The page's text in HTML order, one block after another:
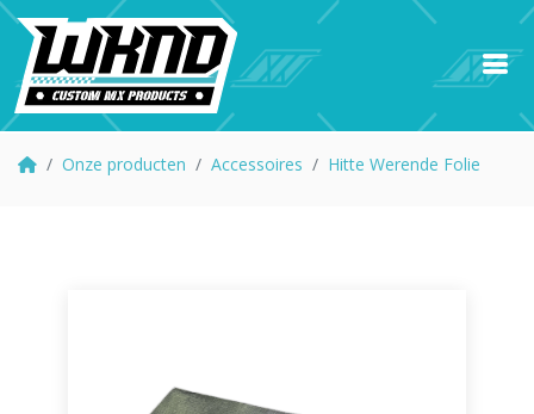
Onze producten Accessoires Hitte Werende Folie